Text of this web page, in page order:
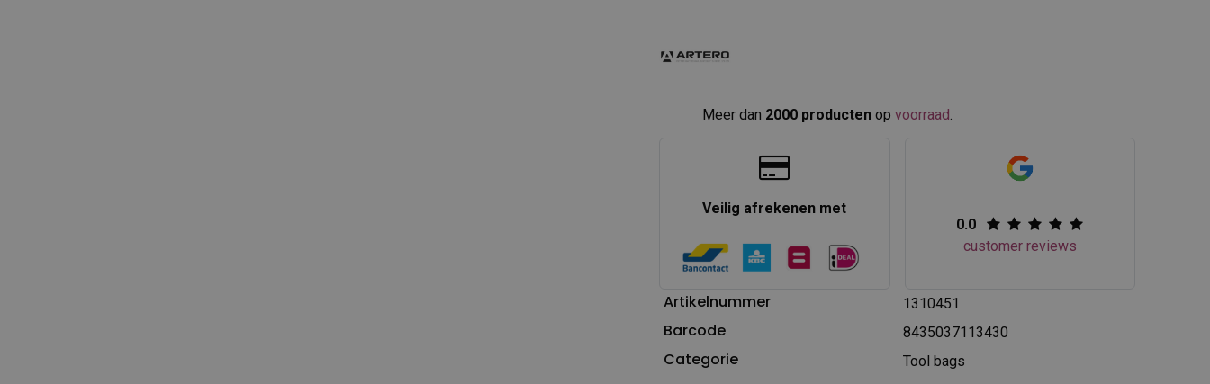
Meer dan 2000 producten op voorraad
Veilig afrekenen met
0.0
customer reviews
Artikelnummer 1310451
Barcode 8435037113430
Categorie Tool bags